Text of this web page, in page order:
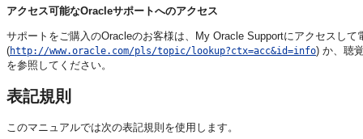
アクセス可能なOracleサポートへのアクセス
サポートをご購入のOracleのお客様は、My Oracle Supportにアクセスし
(http://www.oracle.com/pls/topic/lookup?ctx=acc&id=info) か、聴
を参照してください。
表記規則
このマニュアルでは次の表記規則を使用します。